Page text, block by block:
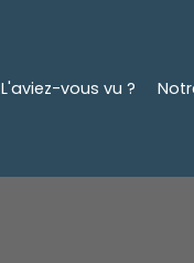
L'aviez-vous vu ?